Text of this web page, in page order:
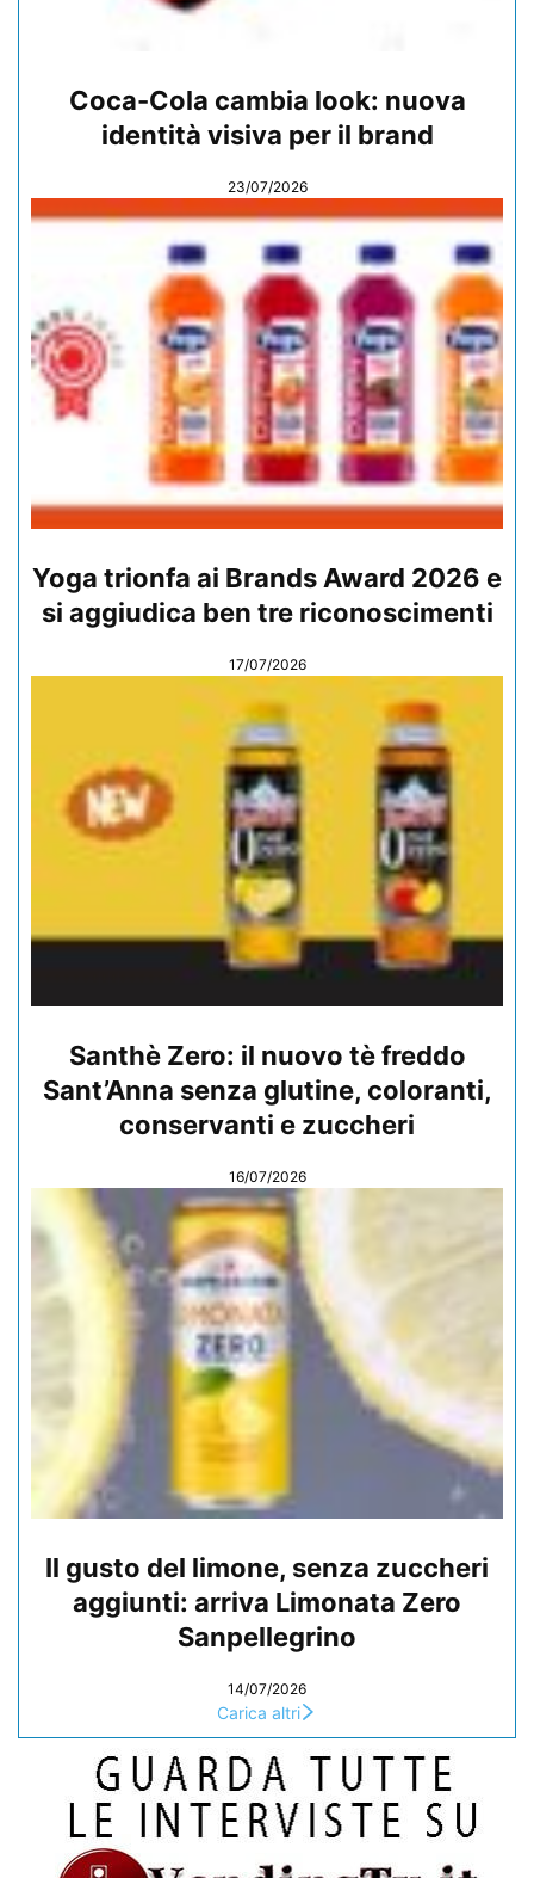
Coca-Cola cambia look: nuova
identità visiva per il brand
23/07/2026
Yoga trionfa ai Brands Award 2026 e
si aggiudica ben tre riconoscimenti
17/07/2026
Santhè Zero: il nuovo tè freddo
Sant’Anna senza glutine, coloranti,
conservanti e zuccheri
16/07/2026
Il gusto del limone, senza zuccheri
aggiunti: arriva Limonata Zero
Sanpellegrino
14/07/2026
Carica altri